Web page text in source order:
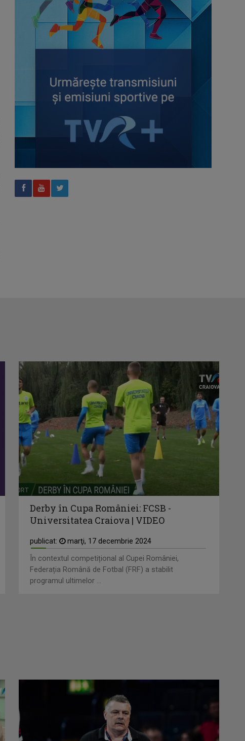
CONCACAF respinge planul FIFA de
privatizare parțială a activităților
comerciale
AXERIA Open WTA 125
Derby în Cupa României: FCSB -
Universitatea Craiova | VIDEO
publicat:
marţi, 17 decembrie 2024
În contextul competițional al Cupei României,
Federația Română de Fotbal (FRF) a stabilit
programul ultimelor ...